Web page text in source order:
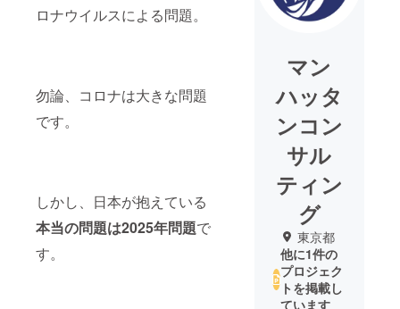
ロナウイルスによる問題。
勿論、コロナは大きな問題
です。
しかし、日本が抱えている
本当の問題は2025年問題で
す。
マン
ハッタ
ンコン
サル
ティン
グ
東京都
他に1件の
プロジェク
トを掲載し
ています